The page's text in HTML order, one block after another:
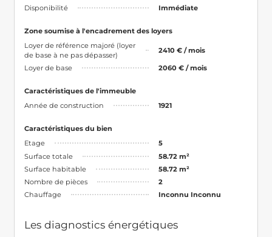
Disponibilité
Immédiate
Zone soumise à l'encadrement des loyers
Loyer de référence majoré (loyer
de base à ne pas dépasser)
2410 € / mois
Loyer de base 2060 € / mois
Caractéristiques de l'immeuble
Année de construction
1921
Caractéristiques du bien
Etage
5
Surface totale
58.72 m²
Surface habitable
58.72 m²
Nombre de pièces
2
Chauffage
Inconnu Inconnu
Les diagnostics énergétiques